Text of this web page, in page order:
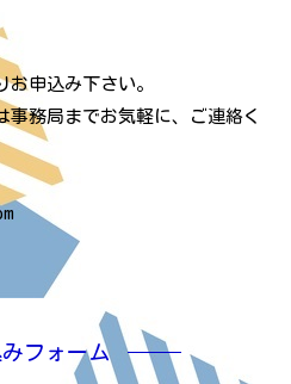
申込み下さい。
事務局までお気軽に、ご連絡く
フォーム